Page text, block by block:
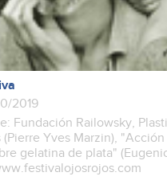
2019
Fundación Railowsky,
Yves Marzin), "Acción
gelatina de plata"